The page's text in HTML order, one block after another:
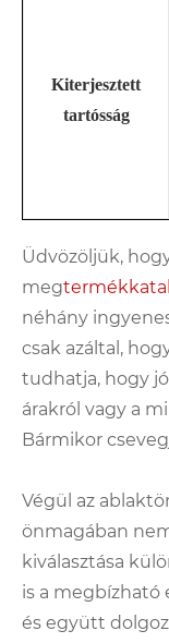
Kiterjesztett
tartósság
Üdvözöljük,
meg
néhány
csak azáltal,
tudhatja, hogy
árakról vagy a
Bármikor
Végül az
önmagában
kiválasztása
is a megbízható
és együtt